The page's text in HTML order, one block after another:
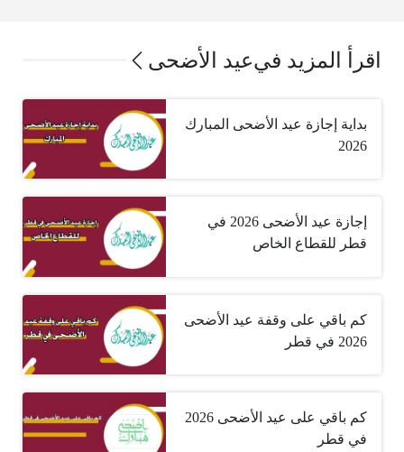
اقرأ المزيد فيعيد الأضحى
بداية إجازة عيد الأضحى المبارك
2026
إجازة عيد الأضحى 2026 في
قطر للقطاع الخاص
كم باقي على وقفة عيد الأضحى
2026 في قطر
كم باقي على عيد الأضحى 2026
في قطر